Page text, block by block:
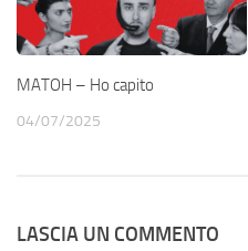
MATOH – Ho capito
04/07/2025
LASCIA UN COMMENTO